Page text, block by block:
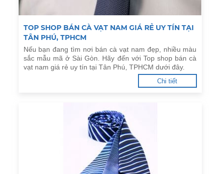
TOP SHOP BÁN CÀ VẠT NAM GIÁ RẺ UY TÍN TẠI
TÂN PHÚ, TPHCM
Nếu bạn đang tìm nơi bán cà vạt nam đẹp, nhiều màu
sắc mẫu mã ở Sài Gòn. Hãy đến với Top shop bán cà
vạt nam giá rẻ uy tín tại Tân Phú, TPHCM dưới đây.
Chi tiết